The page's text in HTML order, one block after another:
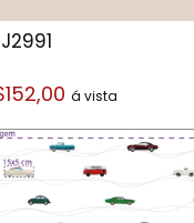
á vista